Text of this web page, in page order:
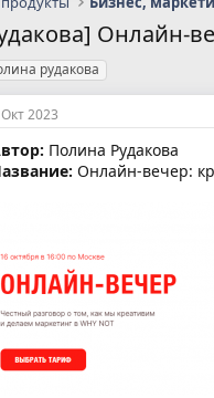
Онлайн-
рудакова
2023
Полина Рудакова
Онлайн-вечер: